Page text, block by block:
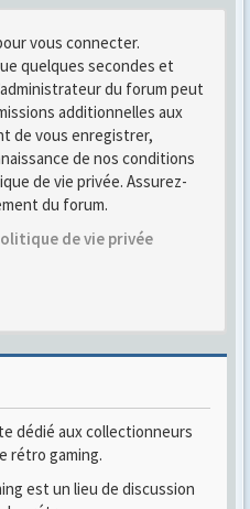
vous connecter.
quelques secondes et
du forum peut
additionnelles aux
de vous enregistrer,
de nos conditions
de vie privée. Assurez-
du forum.
de vie privée
dédié aux collectionneurs
rétro gaming.
est un lieu de discussion